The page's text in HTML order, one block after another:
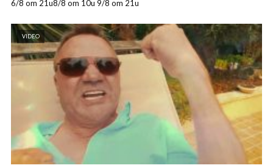
6/8 om 21u8/8 om 10u 9/8 om 21u
VIDEO